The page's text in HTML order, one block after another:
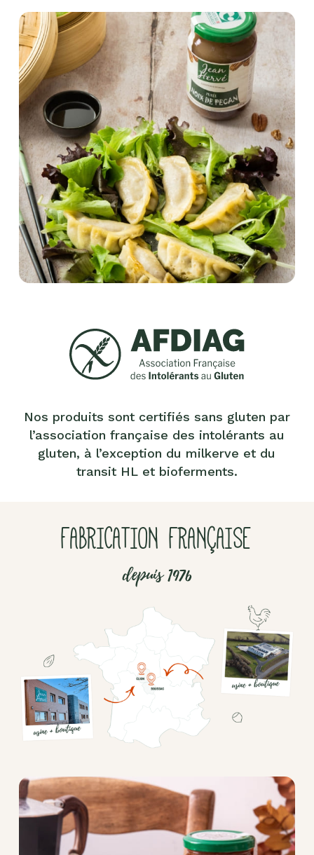
Nos produits sont certifiés sans gluten par
l’association française des intolérants au
gluten, à l’exception du milkerve et du
transit HL et bioferments.
FABRICATION FRANÇAISE
depuis 1976
culinaires
Boisson
poudre
Fruits
secs
Mélanges
apéritifs
Tartinables
apéritifs